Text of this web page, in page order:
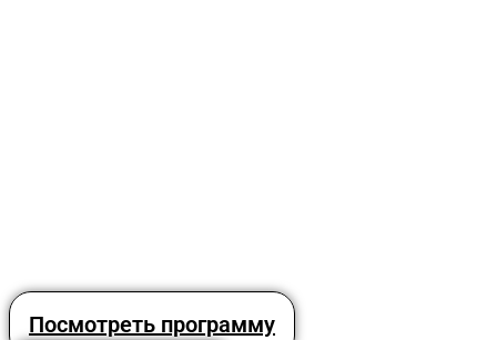
Посмотреть программу